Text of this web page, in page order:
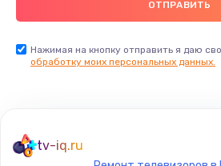
400 руб.
Заказать
Нажимая на кнопку отправить я даю
обработку моих персональных данных.
tv-iq.ru